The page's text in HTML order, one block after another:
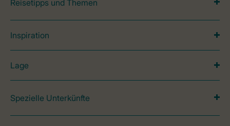
Reisetipps und Themen
Inspiration
Lage
Spezielle Unterkünfte